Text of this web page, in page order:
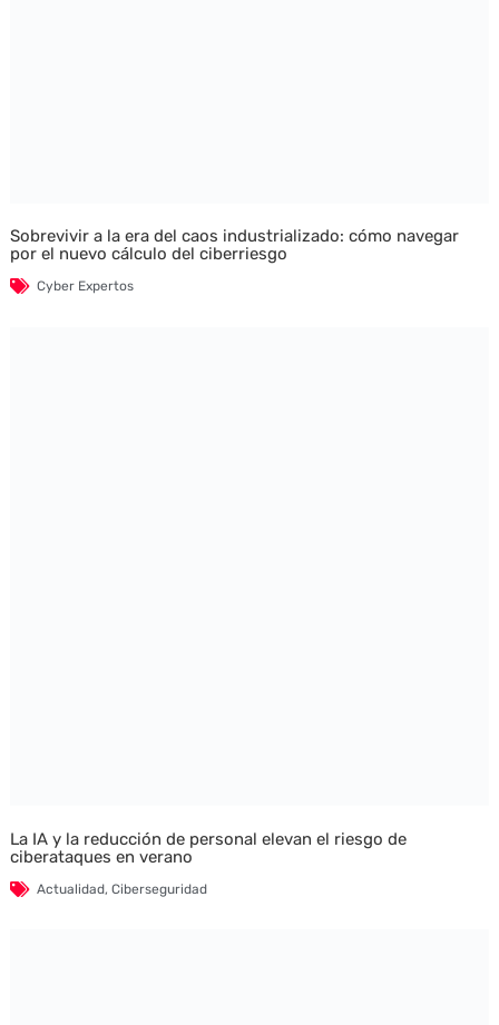
Sobrevivir a la era del caos industrializado: cómo navegar
por el nuevo cálculo del ciberriesgo
Cyber Expertos
La IA y la reducción de personal elevan el riesgo de
ciberataques en verano
Actualidad, Ciberseguridad